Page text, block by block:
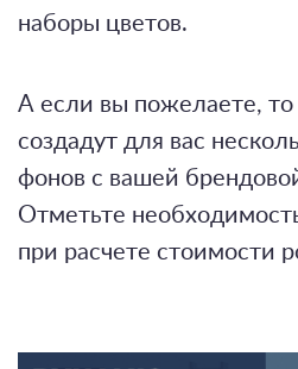
наборы цветов.
А если вы пожелаете, то
создадут для вас
фонов с вашей
Отметьте
при расчете стоимости